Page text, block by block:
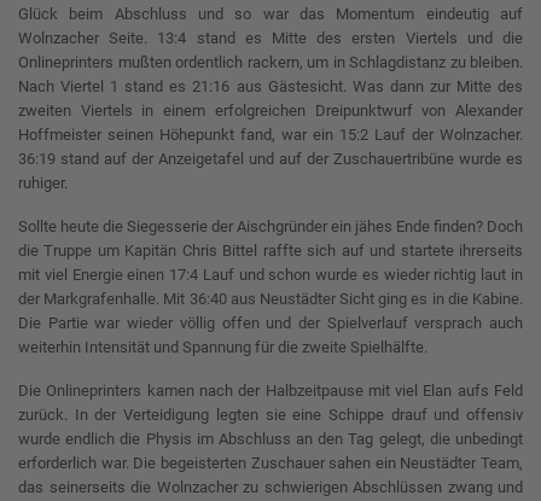
Glück beim Abschluss und so war das Momentum eindeutig auf
Wolnzacher Seite. 13:4 stand es Mitte des ersten Viertels und die
Onlineprinters mußten ordentlich rackern, um in Schlagdistanz zu bleiben.
Nach Viertel 1 stand es 21:16 aus Gästesicht. Was dann zur Mitte des
zweiten Viertels in einem erfolgreichen Dreipunktwurf von Alexander
Hoffmeister seinen Höhepunkt fand, war ein 15:2 Lauf der Wolnzacher.
36:19 stand auf der Anzeigetafel und auf der Zuschauertribüne wurde es
ruhiger.
Sollte heute die Siegesserie der Aischgründer ein jähes Ende finden? Doch
die Truppe um Kapitän Chris Bittel raffte sich auf und startete ihrerseits
mit viel Energie einen 17:4 Lauf und schon wurde es wieder richtig laut in
der Markgrafenhalle. Mit 36:40 aus Neustädter Sicht ging es in die Kabine.
Die Partie war wieder völlig offen und der Spielverlauf versprach auch
weiterhin Intensität und Spannung für die zweite Spielhälfte.
Die Onlineprinters kamen nach der Halbzeitpause mit viel Elan aufs Feld
zurück. In der Verteidigung legten sie eine Schippe drauf und offensiv
wurde endlich die Physis im Abschluss an den Tag gelegt, die unbedingt
erforderlich war. Die begeisterten Zuschauer sahen ein Neustädter Team,
das seinerseits die Wolnzacher zu schwierigen Abschlüssen zwang und